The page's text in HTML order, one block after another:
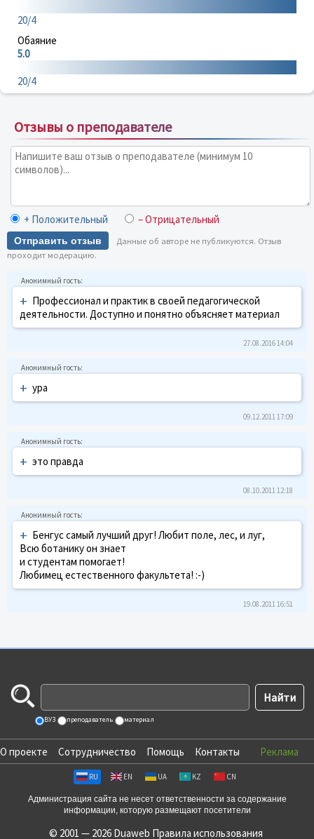
20/4
Обаяние
5.0
20/4
Отзывы о преподавателе
+ Положительный – Отрицательный
Отправить отзыв
Данные об авторе не публикуются. Отзыв
проходит модерацию.
+ Профессионал и практик в своей педагогической
деятельности. Доступно и понятно объясняет материал
27.08.2016 14:04
+ ура
09.12.2011 17:09
+ это правда
08.10.2011 12:18
+ Бенгус самый лучший друг! Любит поле, лес, и луг,
Всю ботанику он знает
и студентам помогает!
Любимец естественного факультета! :-)
19.08.2011 16:51
ВУЗ преподаватель материал
О проекте Сотрудничество Помощь Контакты Реклама
RU EN UA KZ CN
Администрация сайта не несет ответственности за содержание
информации, которую размещают посетители
© 2001 — 2026 Duaweb Правила использования